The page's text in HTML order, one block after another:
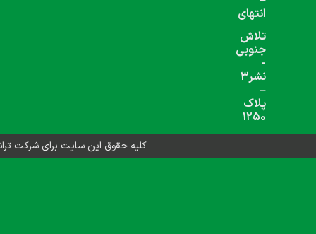
های اجتماعی دنبال کنید